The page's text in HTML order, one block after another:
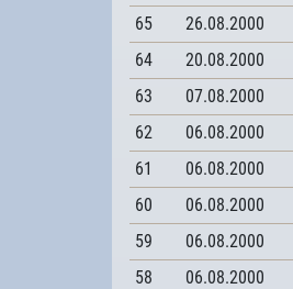
65
26.08.2000
64
20.08.2000
63
07.08.2000
62
06.08.2000
61
06.08.2000
60
06.08.2000
59
06.08.2000
58
06.08.2000